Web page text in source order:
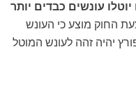
עונשים כבדים יותר
החוק מוצע כי העונש
יהיה זהה לעונש המוטל